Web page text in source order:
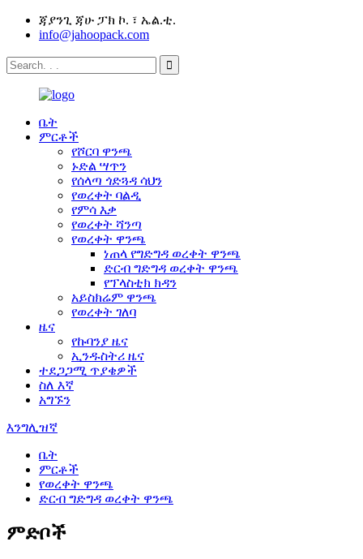
ጃያንጊ ጃሁ ፓክ ኮ. ፣ ኤል.ቲ.
info@jahoopack.com
ቤት
ምርቶች
የሾርባ ዋንጫ
ኑድል ሣጥን
የሰላጣ ጎድጓዳ ሳህን
የወረቀት ባልዲ
የምሳ እቃ
የወረቀት ሻንጣ
የወረቀት ዋንጫ
ነጠላ የግድግዳ ወረቀት ዋንጫ
ድርብ ግድግዳ ወረቀት ዋንጫ
የፕላስቲክ ክዳን
አይስክሬም ዋንጫ
የወረቀት ገለባ
ዜና
የኩባንያ ዜና
ኢንዱስትሪ ዜና
ተደጋጋሚ ጥያቄዎች
ስለ እኛ
አግኙን
እንግሊዝኛ
ቤት
ምርቶች
የወረቀት ዋንጫ
ድርብ ግድግዳ ወረቀት ዋንጫ
ምድቦች